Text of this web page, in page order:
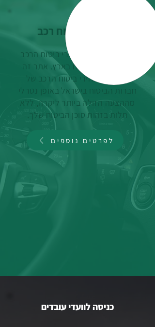
ת ביטוח רכב
פה מקבלים את מחירי ביטוח הרכב
של חברות הביטוח בארץ. אתר זה
מציג את מחירי ביטוח הרכב של
חברות הביטוח בישראל באופן נטרלי
מההצעה הזולה ביותר ליקרה, ללא
תלות בזהות סוכן הביטוח שלך.
לפרטים נוספים
כניסה לוועדי עובדים